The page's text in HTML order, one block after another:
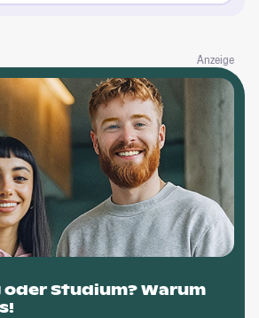
Anzeige
Studium? Warum